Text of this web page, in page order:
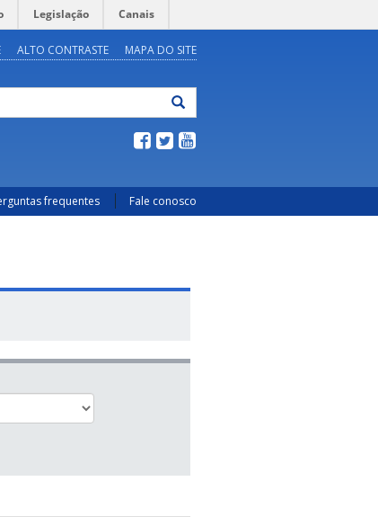
Legislação Canais
ALTO CONTRASTE MAPA DO SITE
frequentes Fale conosco